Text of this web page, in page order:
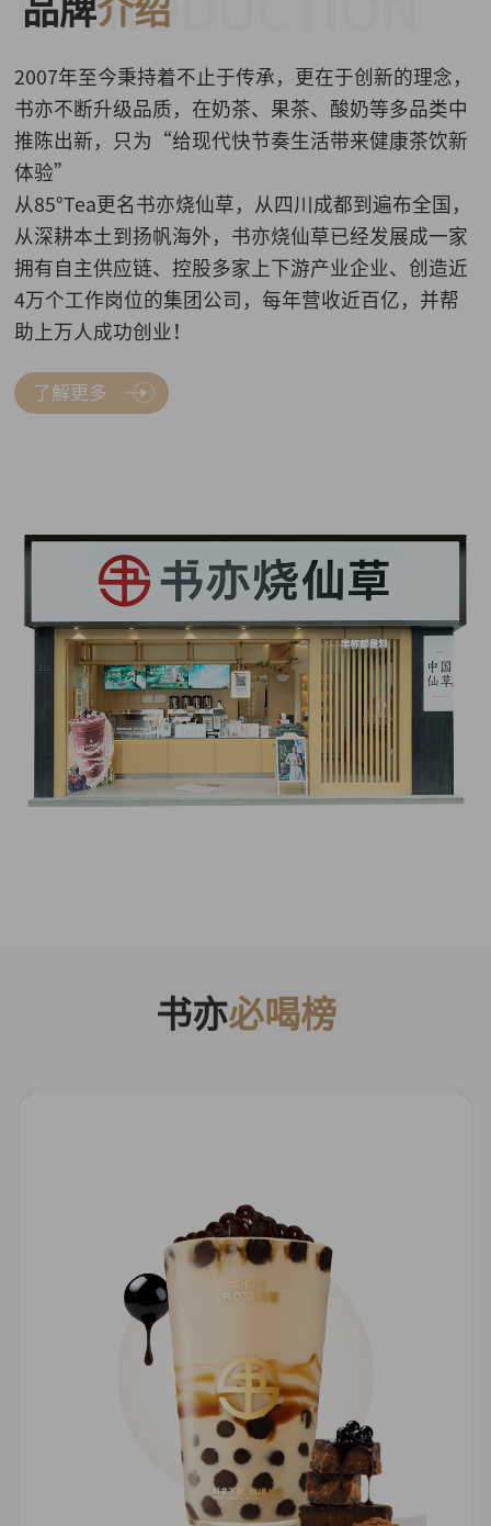
品牌介绍
2007年至今秉持着不止于传承，更在于创新的理念，
书亦不断升级品质，在奶茶、果茶、酸奶等多品类中
推陈出新，只为“给现代快节奏生活带来健康茶饮新
体验”
从85°Tea更名书亦烧仙草，从四川成都到遍布全国，
从深耕本土到扬帆海外，书亦烧仙草已经发展成一家
拥有自主供应链、控股多家上下游产业企业、创造近
4万个工作岗位的集团公司，每年营收近百亿，并帮
助上万人成功创业！
了解更多
书亦必喝榜